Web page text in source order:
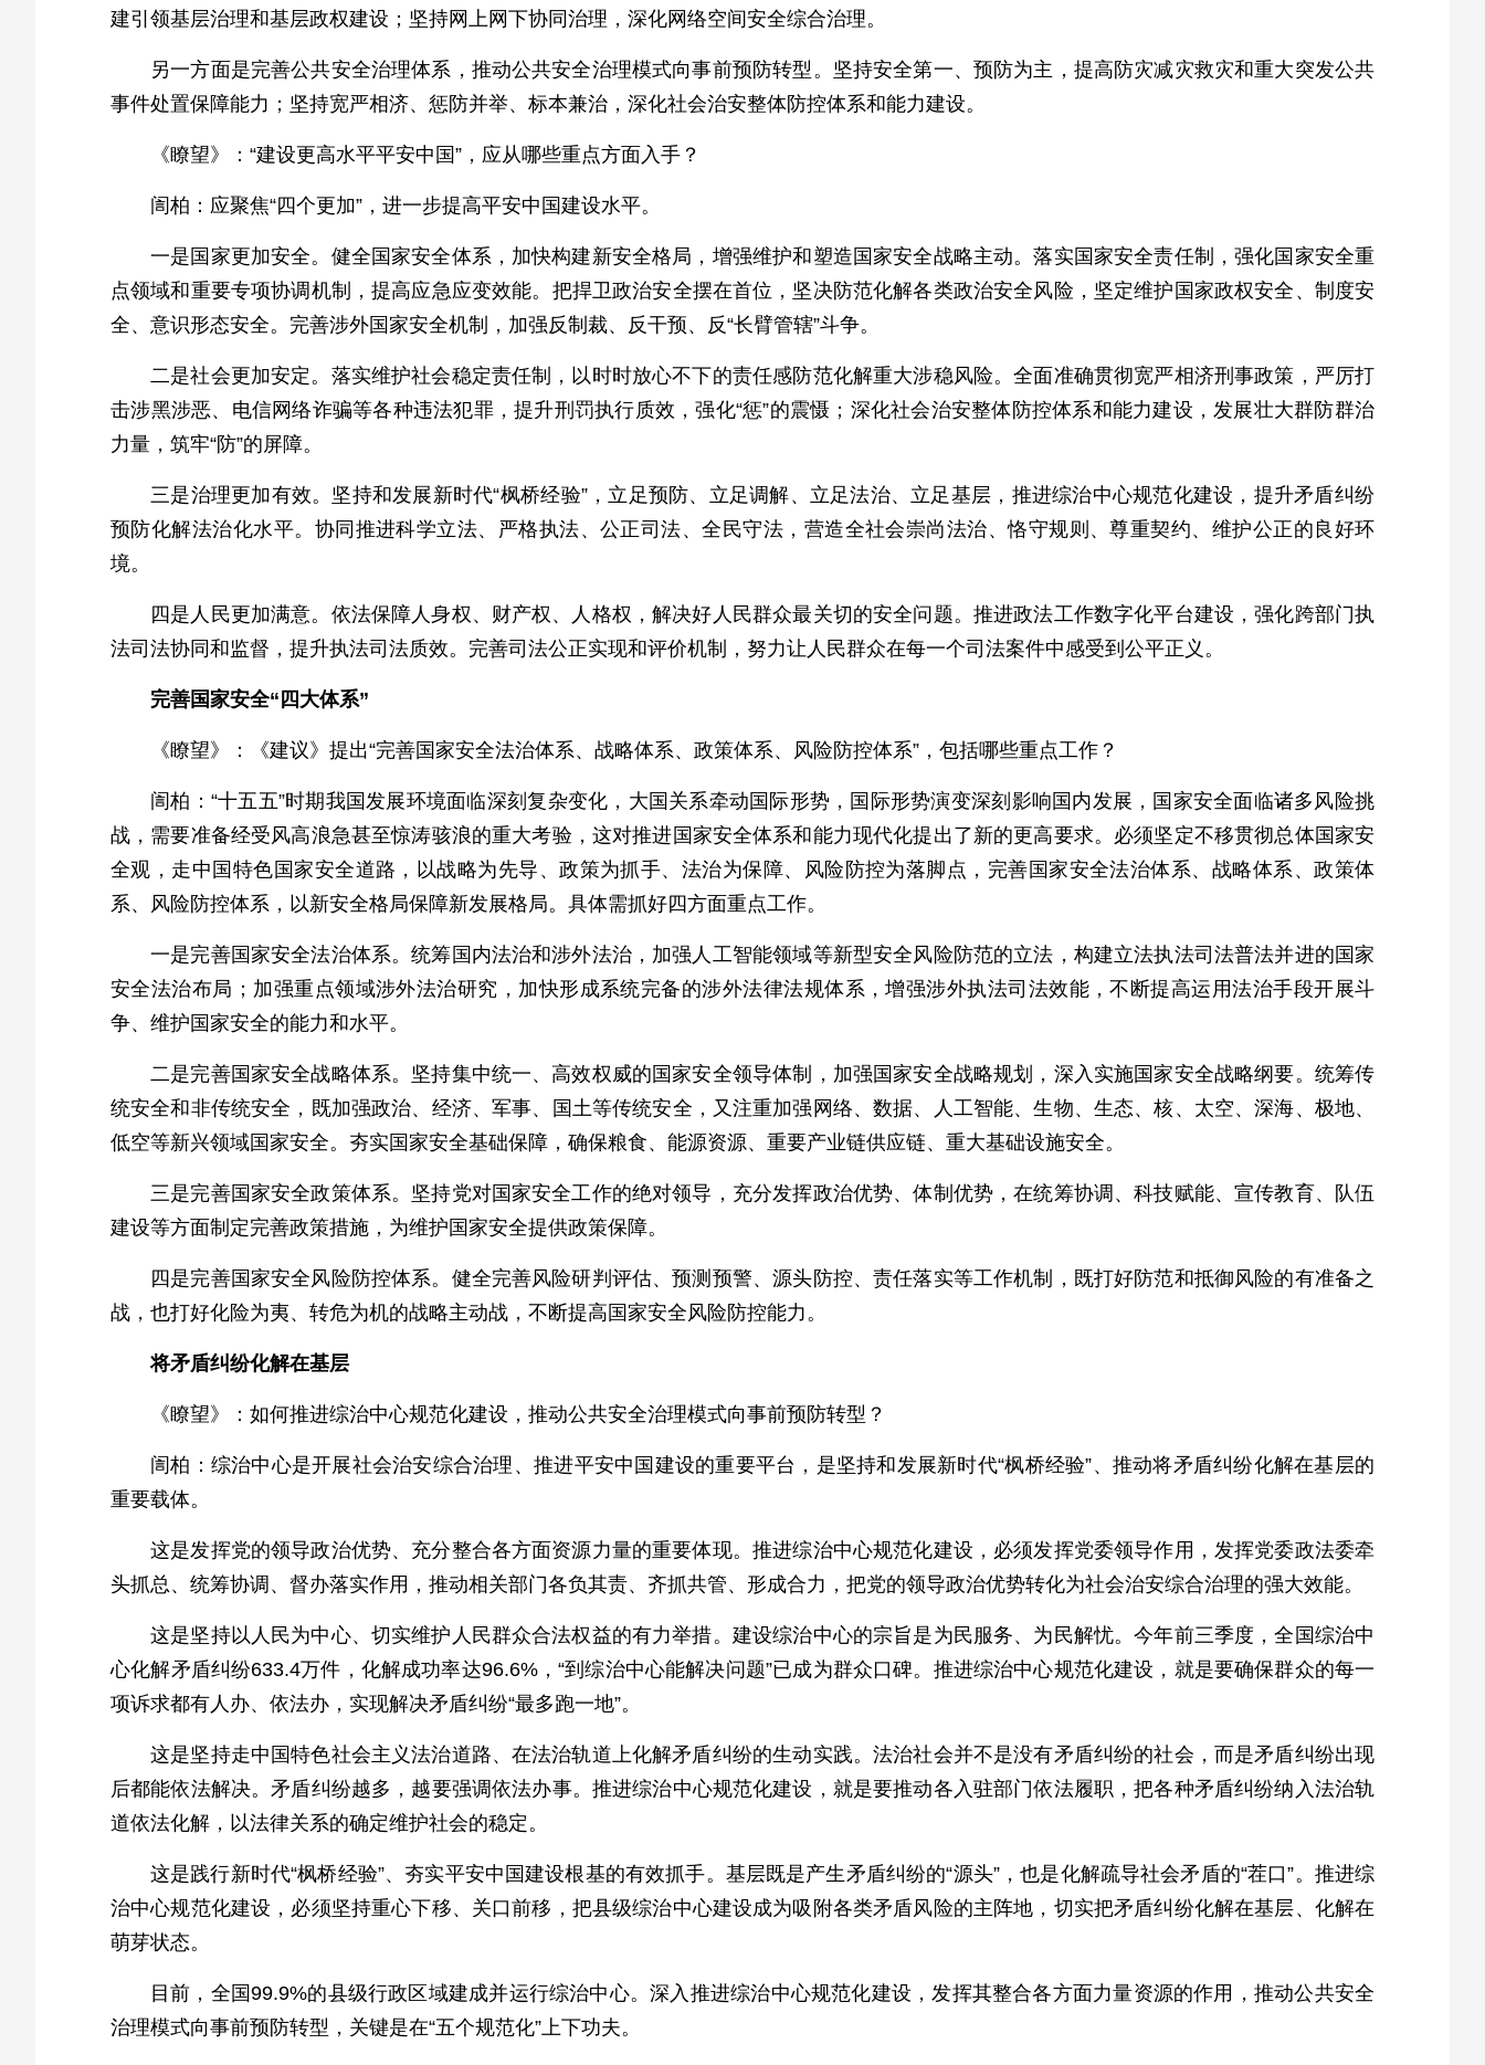
建引领基层治理和基层政权建设；坚持网上网下协同治理，深化网络空间安全综合治理。
另一方面是完善公共安全治理体系，推动公共安全治理模式向事前预防转型。坚持安全第一、预防为主，提高防灾减灾救灾和重大突发公共
事件处置保障能力；坚持宽严相济、惩防并举、标本兼治，深化社会治安整体防控体系和能力建设。
《瞭望》：“建设更高水平平安中国”，应从哪些重点方面入手？
訚柏：应聚焦“四个更加”，进一步提高平安中国建设水平。
一是国家更加安全。健全国家安全体系，加快构建新安全格局，增强维护和塑造国家安全战略主动。落实国家安全责任制，强化国家安全重
点领域和重要专项协调机制，提高应急应变效能。把捍卫政治安全摆在首位，坚决防范化解各类政治安全风险，坚定维护国家政权安全、制度安
全、意识形态安全。完善涉外国家安全机制，加强反制裁、反干预、反“长臂管辖”斗争。
二是社会更加安定。落实维护社会稳定责任制，以时时放心不下的责任感防范化解重大涉稳风险。全面准确贯彻宽严相济刑事政策，严厉打
击涉黑涉恶、电信网络诈骗等各种违法犯罪，提升刑罚执行质效，强化“惩”的震慑；深化社会治安整体防控体系和能力建设，发展壮大群防群治
力量，筑牢“防”的屏障。
三是治理更加有效。坚持和发展新时代“枫桥经验”，立足预防、立足调解、立足法治、立足基层，推进综治中心规范化建设，提升矛盾纠纷
预防化解法治化水平。协同推进科学立法、严格执法、公正司法、全民守法，营造全社会崇尚法治、恪守规则、尊重契约、维护公正的良好环
境。
四是人民更加满意。依法保障人身权、财产权、人格权，解决好人民群众最关切的安全问题。推进政法工作数字化平台建设，强化跨部门执
法司法协同和监督，提升执法司法质效。完善司法公正实现和评价机制，努力让人民群众在每一个司法案件中感受到公平正义。
完善国家安全“四大体系”
《瞭望》：《建议》提出“完善国家安全法治体系、战略体系、政策体系、风险防控体系”，包括哪些重点工作？
訚柏：“十五五”时期我国发展环境面临深刻复杂变化，大国关系牵动国际形势，国际形势演变深刻影响国内发展，国家安全面临诸多风险挑
战，需要准备经受风高浪急甚至惊涛骇浪的重大考验，这对推进国家安全体系和能力现代化提出了新的更高要求。必须坚定不移贯彻总体国家安
全观，走中国特色国家安全道路，以战略为先导、政策为抓手、法治为保障、风险防控为落脚点，完善国家安全法治体系、战略体系、政策体
系、风险防控体系，以新安全格局保障新发展格局。具体需抓好四方面重点工作。
一是完善国家安全法治体系。统筹国内法治和涉外法治，加强人工智能领域等新型安全风险防范的立法，构建立法执法司法普法并进的国家
安全法治布局；加强重点领域涉外法治研究，加快形成系统完备的涉外法律法规体系，增强涉外执法司法效能，不断提高运用法治手段开展斗
争、维护国家安全的能力和水平。
二是完善国家安全战略体系。坚持集中统一、高效权威的国家安全领导体制，加强国家安全战略规划，深入实施国家安全战略纲要。统筹传
统安全和非传统安全，既加强政治、经济、军事、国土等传统安全，又注重加强网络、数据、人工智能、生物、生态、核、太空、深海、极地、
低空等新兴领域国家安全。夯实国家安全基础保障，确保粮食、能源资源、重要产业链供应链、重大基础设施安全。
三是完善国家安全政策体系。坚持党对国家安全工作的绝对领导，充分发挥政治优势、体制优势，在统筹协调、科技赋能、宣传教育、队伍
建设等方面制定完善政策措施，为维护国家安全提供政策保障。
四是完善国家安全风险防控体系。健全完善风险研判评估、预测预警、源头防控、责任落实等工作机制，既打好防范和抵御风险的有准备之
战，也打好化险为夷、转危为机的战略主动战，不断提高国家安全风险防控能力。
将矛盾纠纷化解在基层
《瞭望》：如何推进综治中心规范化建设，推动公共安全治理模式向事前预防转型？
訚柏：综治中心是开展社会治安综合治理、推进平安中国建设的重要平台，是坚持和发展新时代“枫桥经验”、推动将矛盾纠纷化解在基层的
重要载体。
这是发挥党的领导政治优势、充分整合各方面资源力量的重要体现。推进综治中心规范化建设，必须发挥党委领导作用，发挥党委政法委牵
头抓总、统筹协调、督办落实作用，推动相关部门各负其责、齐抓共管、形成合力，把党的领导政治优势转化为社会治安综合治理的强大效能。
这是坚持以人民为中心、切实维护人民群众合法权益的有力举措。建设综治中心的宗旨是为民服务、为民解忧。今年前三季度，全国综治中
心化解矛盾纠纷633.4万件，化解成功率达96.6%，“到综治中心能解决问题”已成为群众口碑。推进综治中心规范化建设，就是要确保群众的每一
项诉求都有人办、依法办，实现解决矛盾纠纷“最多跑一地”。
这是坚持走中国特色社会主义法治道路、在法治轨道上化解矛盾纠纷的生动实践。法治社会并不是没有矛盾纠纷的社会，而是矛盾纠纷出现
后都能依法解决。矛盾纠纷越多，越要强调依法办事。推进综治中心规范化建设，就是要推动各入驻部门依法履职，把各种矛盾纠纷纳入法治轨
道依法化解，以法律关系的确定维护社会的稳定。
这是践行新时代“枫桥经验”、夯实平安中国建设根基的有效抓手。基层既是产生矛盾纠纷的“源头”，也是化解疏导社会矛盾的“茬口”。推进综
治中心规范化建设，必须坚持重心下移、关口前移，把县级综治中心建设成为吸附各类矛盾风险的主阵地，切实把矛盾纠纷化解在基层、化解在
萌芽状态。
目前，全国99.9%的县级行政区域建成并运行综治中心。深入推进综治中心规范化建设，发挥其整合各方面力量资源的作用，推动公共安全
治理模式向事前预防转型，关键是在“五个规范化”上下功夫。